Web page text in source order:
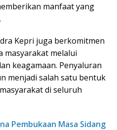
manfaat yang
Kepri juga berkomitmen
masyarakat melalui
keagamaan. Penyaluran
menjadi salah satu bentuk
di seluruh
Pembukaan Masa Sidang